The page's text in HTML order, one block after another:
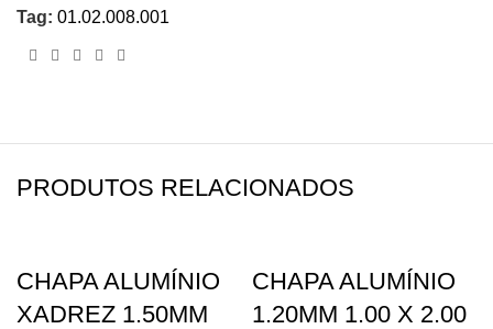
Tag: 01.02.008.001
PRODUTOS RELACIONADOS
CHAPA ALUMÍNIO
XADREZ 1.50MM
CHAPA ALUMÍNIO
1.20MM 1.00 X 2.00